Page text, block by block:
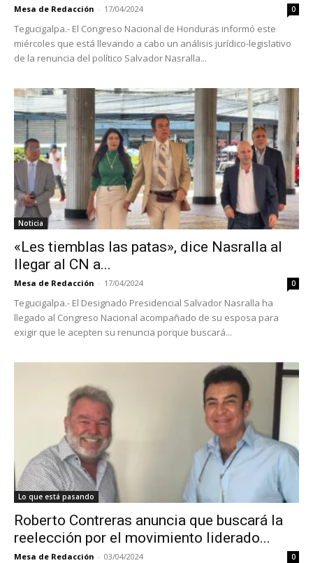
Mesa de Redacción - 17/04/2024 0
Tegucigalpa.- El Congreso Nacional de Honduras informó este
miércoles que está llevando a cabo un análisis jurídico-legislativo
de la renuncia del político Salvador Nasralla...
Noticia
«Les tiemblas las patas», dice Nasralla al
llegar al CN a...
Mesa de Redacción - 17/04/2024 0
Tegucigalpa.- El Designado Presidencial Salvador Nasralla ha
llegado al Congreso Nacional acompañado de su esposa para
exigir que le acepten su renuncia porque buscará...
Lo que está pasando
Roberto Contreras anuncia que buscará la
reelección por el movimiento liderado...
Mesa de Redacción - 03/04/2024 0